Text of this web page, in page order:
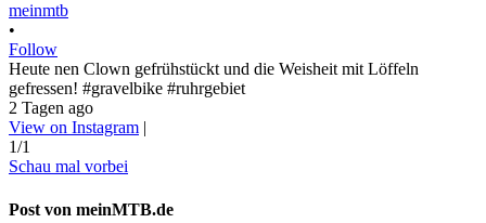
meinmtb
•
Follow
Heute nen Clown gefrühstückt und die Weisheit mit Löffeln
gefressen! #gravelbike #ruhrgebiet
2 Tagen ago
View on Instagram |
1/1
Schau mal vorbei
Post von meinMTB.de